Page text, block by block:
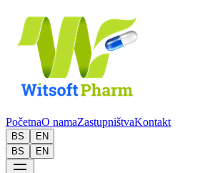
PočetnaO namaZastupništvaKontakt
BS
EN
BS
EN